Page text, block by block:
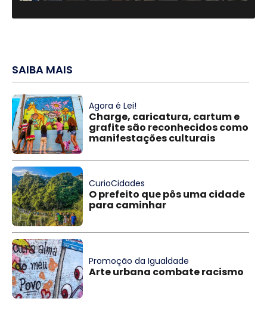
SAIBA MAIS
Agora é Lei!
Charge, caricatura, cartum e
grafite são reconhecidos como
manifestações culturais
CurioCidades
O prefeito que pôs uma cidade
para caminhar
Promoção da Igualdade
Arte urbana combate racismo